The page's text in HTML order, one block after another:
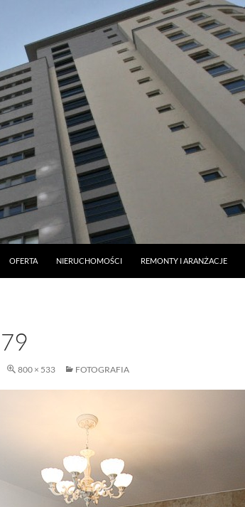
OFERTA NIERUCHOMOŚCI REMONTY I ARANŻACJE
800 × 533 FOTOGRAFIA